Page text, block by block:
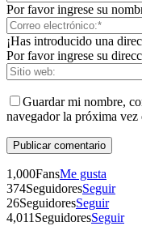
Por favor ingrese su
¡Has introducido una
Por favor ingrese su
Guardar mi nombre,
navegador la próxima vez
1,000FansMe gusta
374SeguidoresSeguir
26SeguidoresSeguir
4,011 SeguidoresSeguir